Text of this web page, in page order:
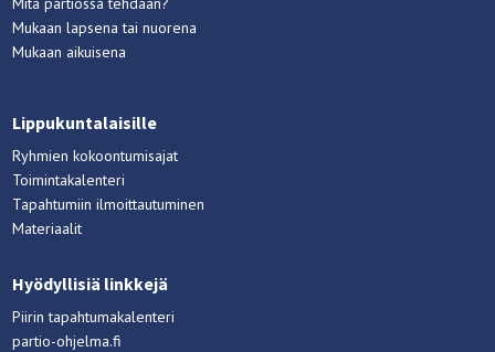
Mukaan lapsena tai nuorena
Mukaan aikuisena
Lippukuntalaisille
Ryhmien kokoontumisajat
Toimintakalenteri
Tapahtumiin ilmoittautuminen
Materiaalit
Hyödyllisiä linkkejä
Piirin tapahtumakalenteri
partio-ohjelma.fi